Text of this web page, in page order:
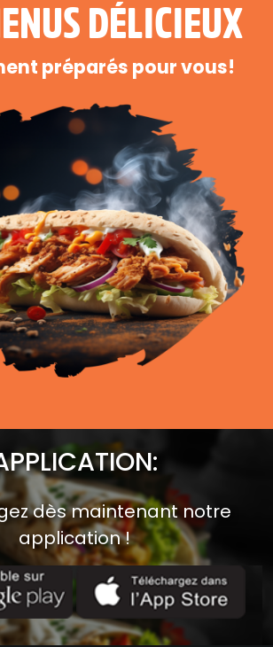
DÉLICIEUX
préparés pour vous!
dès maintenant notre
application !